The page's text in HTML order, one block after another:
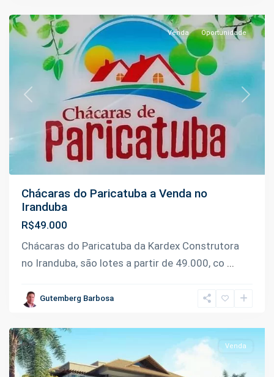
Previous Next
Venda Oportunidade
Chácaras do Paricatuba a Venda no
Iranduba
R$49.000
Chácaras do Paricatuba da Kardex Construtora
no Iranduba, são lotes a partir de 49.000, co ...
Gutemberg Barbosa
Negra,
Venda